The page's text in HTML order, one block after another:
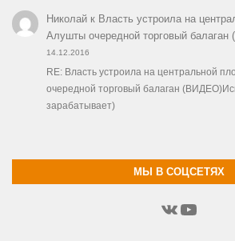
Николайк Власть устроила на
Алушты очередной торговый
14.12.2016
RE: Власть устроила на центральной
очередной торговый балаган
зарабатывает)
МЫ В СОЦСЕТЯХ